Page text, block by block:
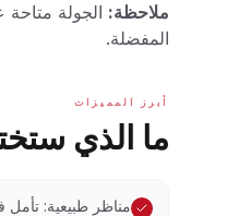
ملاحظة: الجولة
المفضلة.
أبرز المميزات
ما الذي
مناظر طبيعية: تأمل